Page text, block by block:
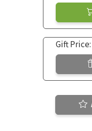
Gift Price: